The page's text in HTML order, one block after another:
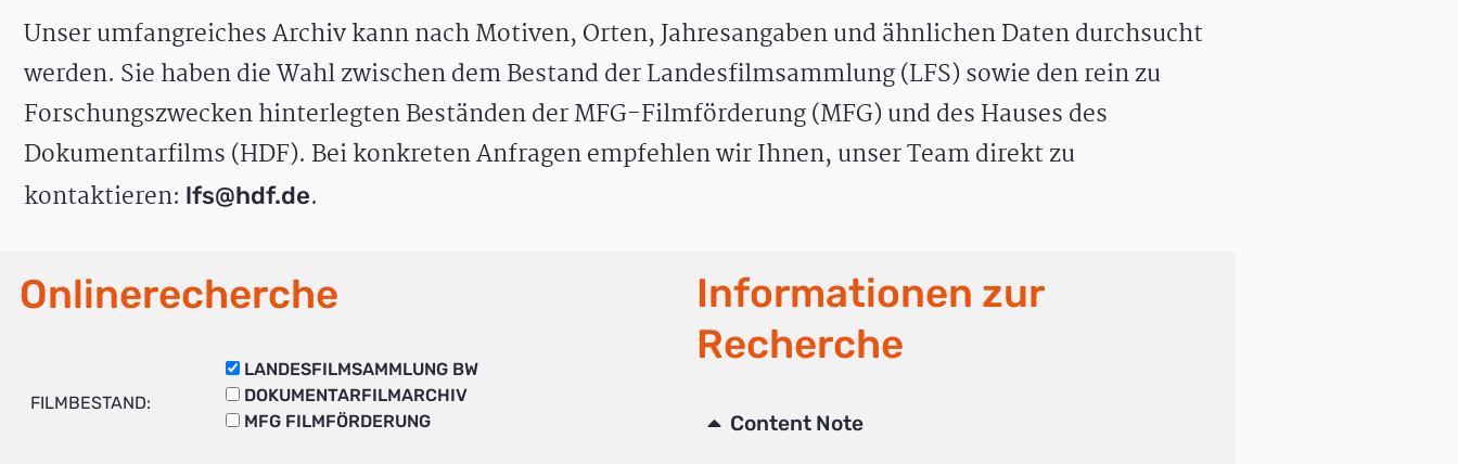
Unser umfangreiches Archiv kann nach Motiven, Orten, Jahresangaben und ähnlichen Daten durchsucht
werden. Sie haben die Wahl zwischen dem Bestand der Landesfilmsammlung (LFS) sowie den rein zu
Forschungszwecken hinterlegten Beständen der MFG-Filmförderung (MFG) und des Hauses des
Dokumentarfilms (HDF). Bei konkreten Anfragen empfehlen wir Ihnen, unser Team direkt zu
kontaktieren: lfs@hdf.de.
Onlinerecherche
FILMBESTAND:
LANDESFILMSAMMLUNG BW
DOKUMENTARFILMARCHIV
MFG FILMFÖRDERUNG
Informationen zur
Recherche
Content Note